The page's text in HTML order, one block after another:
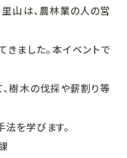
は、農林業の人の営
た。本イベントで
の伐採や薪割り等
学びます。